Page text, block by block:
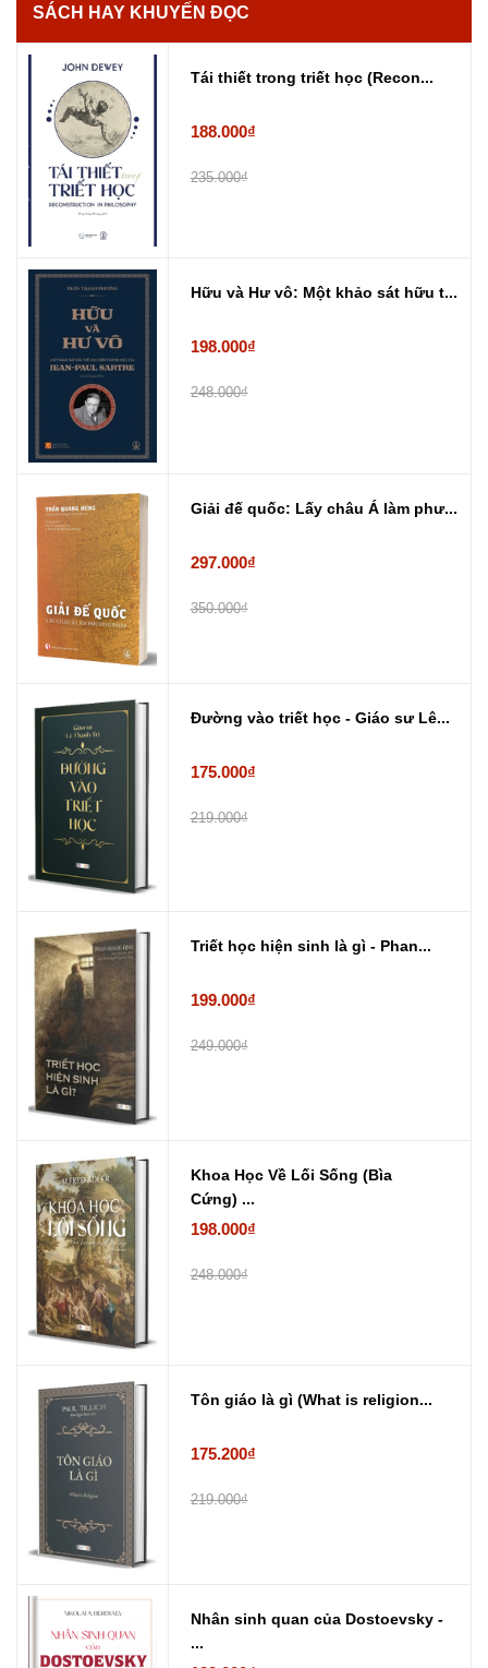
SÁCH HAY KHUYẾN ĐỌC
Tái thiết trong triết học (Recon...
188.000₫
235.000₫
Hữu và Hư vô: Một khảo sát hữu t...
198.000₫
248.000₫
Giải đế quốc: Lấy châu Á làm phư...
297.000₫
350.000₫
Đường vào triết học - Giáo sư Lê...
175.000₫
219.000₫
Triết học hiện sinh là gì - Phan...
199.000₫
249.000₫
Khoa Học Về Lối Sống (Bìa
Cứng) ...
198.000₫
248.000₫
Tôn giáo là gì (What is religion...
175.200₫
219.000₫
Nhân sinh quan của Dostoevsky -
...